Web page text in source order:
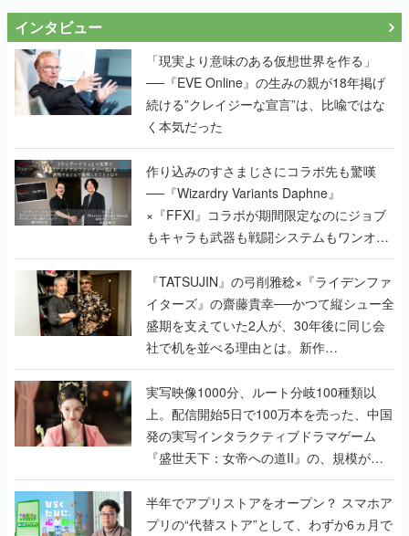
インタビュー
「現実より意味のある仮想世界を作る」
──『EVE Online』の生みの親が18年掲げ
続ける”クレイジーな宣言”は、比喩ではな
く本気だった
作り込みのすさまじさにコラボ先も驚嘆
──『Wizardry Variants Daphne』
×『FFXI』コラボが期間限定なのにジョブ
もキャラも武器も戦闘システムもワンオフ
で作り込まれた理由を両ディレクターに聞
く
『TATSUJIN』の弓削雅稔×『ライデンファ
イターズ』の齋藤貴幸──かつて縦シュー全
盛期を支えていた2人が、30年後に同じ会
社で机を並べる理由とは。新作
『TATSUJIN EXTREME』で初タッグを組
んだレジェンド2人に訊く開発秘話
実写映像1000分、ルート分岐100種類以
上。配信開始5日で100万本を売った、中国
発の実写インタラクティブドラマゲーム
『盛世天下：女帝への道II』の、規模が違
うこだわりをプロデューサーに聞いた
半年でアプリストアをオープン？ スマホア
プリの“代替ストア”として、わずか6ヵ月で